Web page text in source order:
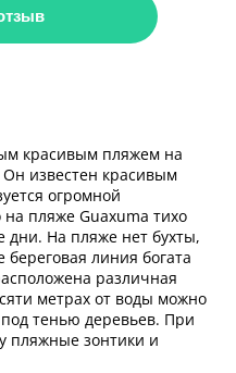
красивым пляжем на
известен красивым
огромной
пляже Guaxuma тихо
дни. На пляже нет бухты,
линия богата
различная
метрах от воды можно
тенью деревьев. При
пляжные зонтики и